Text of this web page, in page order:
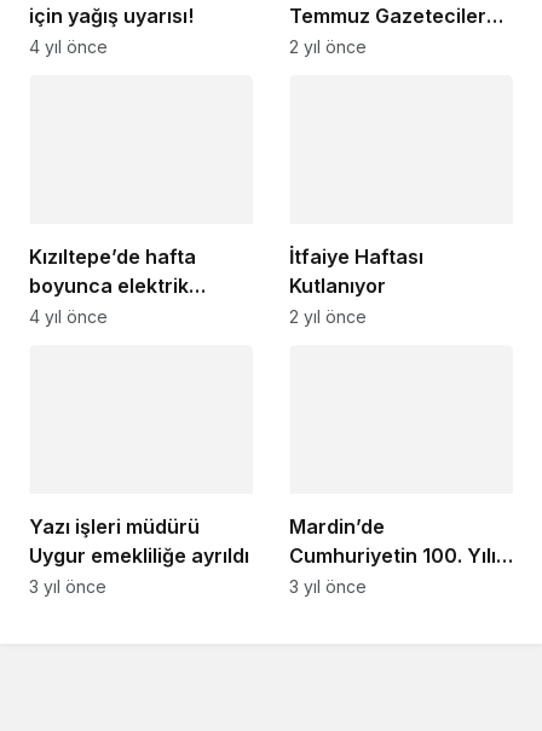
için yağış uyarısı!
4 yıl önce
Temmuz Gazeteciler
ve Basın Bayramını
2 yıl önce
Kızıltepe’de hafta
boyunca elektrik
kesintisi yaşanacak
4 yıl önce
İtfaiye Haftası
Kutlanıyor
2 yıl önce
Yazı işleri müdürü
Uygur emekliliğe ayrıldı
3 yıl önce
Mardin’de
Cumhuriyetin 100. Yılı
Resepsiyonu ve Fener
3 yıl önce